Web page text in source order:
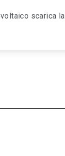
scarica la